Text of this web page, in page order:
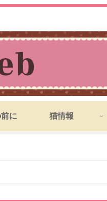
に 猫情報